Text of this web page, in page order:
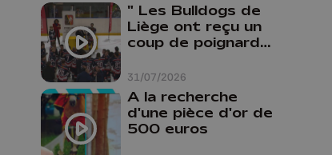
31/07/2026
" Les Bulldogs de
Liège ont reçu un
coup de poignard
A la recherche
d'une pièce d'or de
500 euros